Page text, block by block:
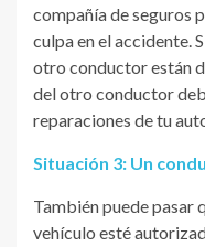
compañía de seguros
culpa en el accidente.
otro conductor están
del otro conductor
reparaciones de tu
Situación 3: Un
También puede pasar
vehículo esté